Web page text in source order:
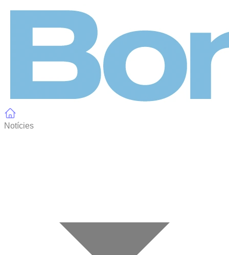
Notícies